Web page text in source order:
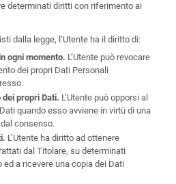
determinati diritti con riferimento ai
dalla legge, l’Utente ha il diritto di:
ogni momento. L’Utente può revocare
dei propri Dati Personali
propri Dati. L’Utente può opporsi al
quando esso avviene in virtù di una
consenso.
L’Utente ha diritto ad ottenere
dal Titolare, su determinati
a ricevere una copia dei Dati